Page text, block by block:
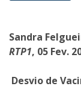
Sandra
RTP1, 05 Fev.
Desvio de